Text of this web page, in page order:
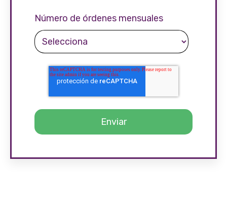
Número de órdenes mensuales